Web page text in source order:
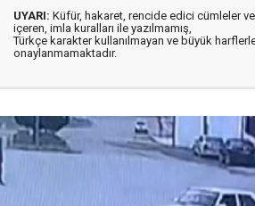
UYARI: Küfür, hakaret, rencide edici cümleler
içeren, imla kuralları ile yazılmamış,
Türkçe karakter kullanılmayan ve büyük
onaylanmamaktadır.